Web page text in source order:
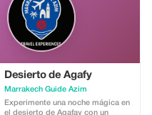
Desierto de Agafy
Marrakech Guide Azim
Experimente una noche mágica en
el desierto de Agafay con un